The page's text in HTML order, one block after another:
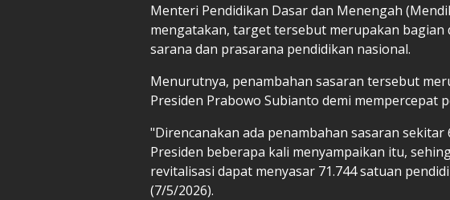
Menteri Pendidikan Dasar dan Menengah
mengatakan, target tersebut merupakan
sarana dan prasarana pendidikan nasional.
Menurutnya, penambahan sasaran tersebut
Presiden Prabowo Subianto demi mempercepat
"Direncanakan ada penambahan sasaran sekitar
Presiden beberapa kali menyampaikan itu,
revitalisasi dapat menyasar 71.744 satuan
(7/5/2026).